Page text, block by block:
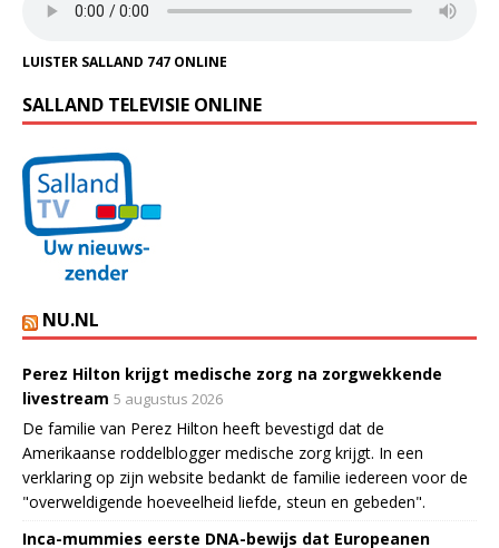
LUISTER SALLAND 747 ONLINE
SALLAND TELEVISIE ONLINE
NU.NL
Perez Hilton krijgt medische zorg na zorgwekkende
livestream 5 augustus 2026
De familie van Perez Hilton heeft bevestigd dat de
Amerikaanse roddelblogger medische zorg krijgt. In een
verklaring op zijn website bedankt de familie iedereen voor de
"overweldigende hoeveelheid liefde, steun en gebeden".
Inca-mummies eerste DNA-bewijs dat Europeanen